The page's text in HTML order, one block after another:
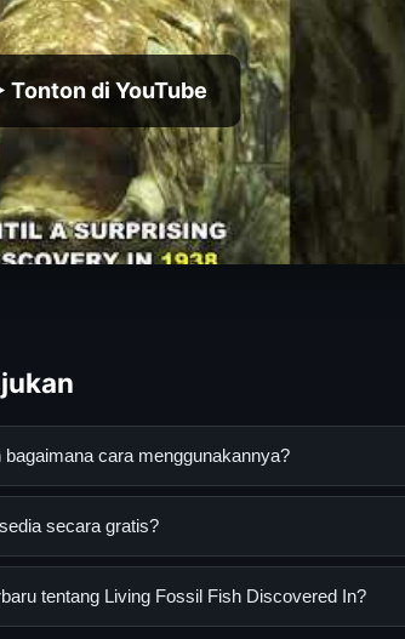
Tonton di YouTube
cara menggunakannya?
digital yang dirancang untuk membantu
secara gratis?
secara gratis oleh semua pengguna.
tentang Living Fossil Fish Discovered In?